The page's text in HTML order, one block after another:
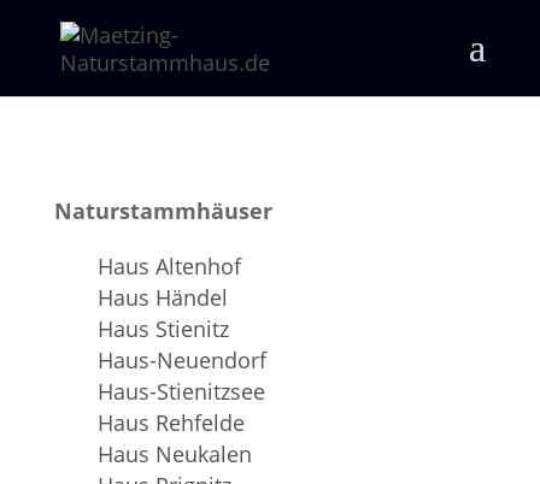
Naturstammhäuser
Haus Altenhof
Haus Händel
Haus Stienitz
Haus-Neuendorf
Haus-Stienitzsee
Haus Rehfelde
Haus Neukalen